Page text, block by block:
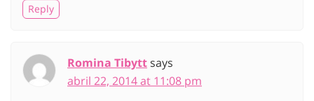
Reply
Romina Tibyttsays
abril 22, 2014 at 11:08 pm